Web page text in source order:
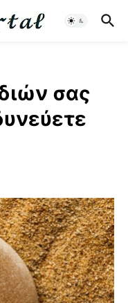
σας